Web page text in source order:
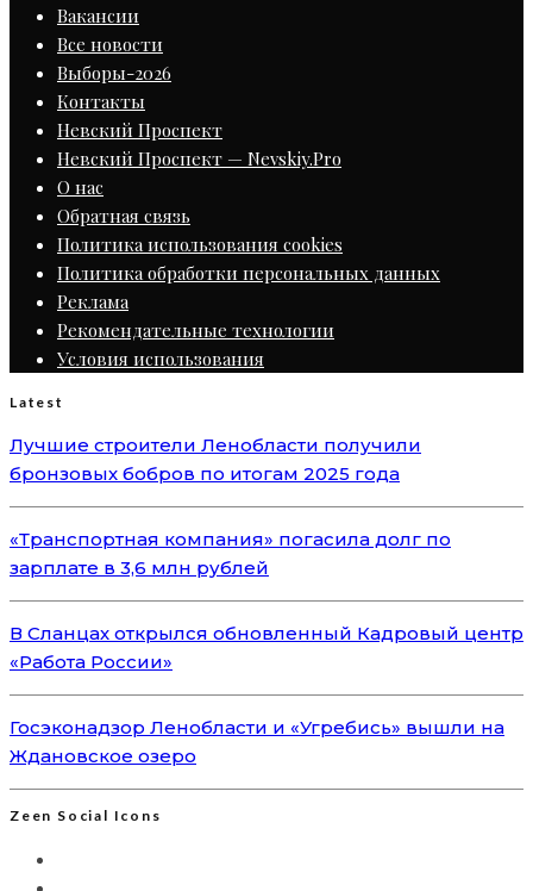
Вакансии
Все новости
Выборы-2026
Контакты
Невский Проспект
Невский Проспект — Nevskiy.Pro
О нас
Обратная связь
Политика использования cookies
Политика обработки персональных данных
Реклама
Рекомендательные технологии
Условия использования
Latest
Лучшие строители Ленобласти получили
бронзовых бобров по итогам 2025 года
«Транспортная компания» погасила долг по
зарплате в 3,6 млн рублей
В Сланцах открылся обновленный Кадровый центр
«Работа России»
Госэконадзор Ленобласти и «Угребись» вышли на
Ждановское озеро
Zeen Social Icons